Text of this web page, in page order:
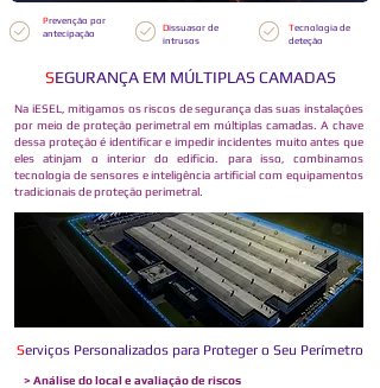
Prevenção por
antecipação
Dissuasor de
intrusos
Tecnologia de
deteção
SEGURANÇA EM MÚLTIPLAS CAMADAS
Na iESEL, mitigamos os riscos de segurança das suas instalações
por meio de proteção perimetral em múltiplas camadas. A chave
dessa proteção é identificar e impedir incidentes muito antes que
eles atinjam o interior do edificio. para isso, combinamos
tecnologia de sensores e inteligência artificial com equipamentos
tradicionais de proteção perimetral.
Serviços Personalizados para Proteger o Seu Perímetro
> Análise do local e avaliação de riscos